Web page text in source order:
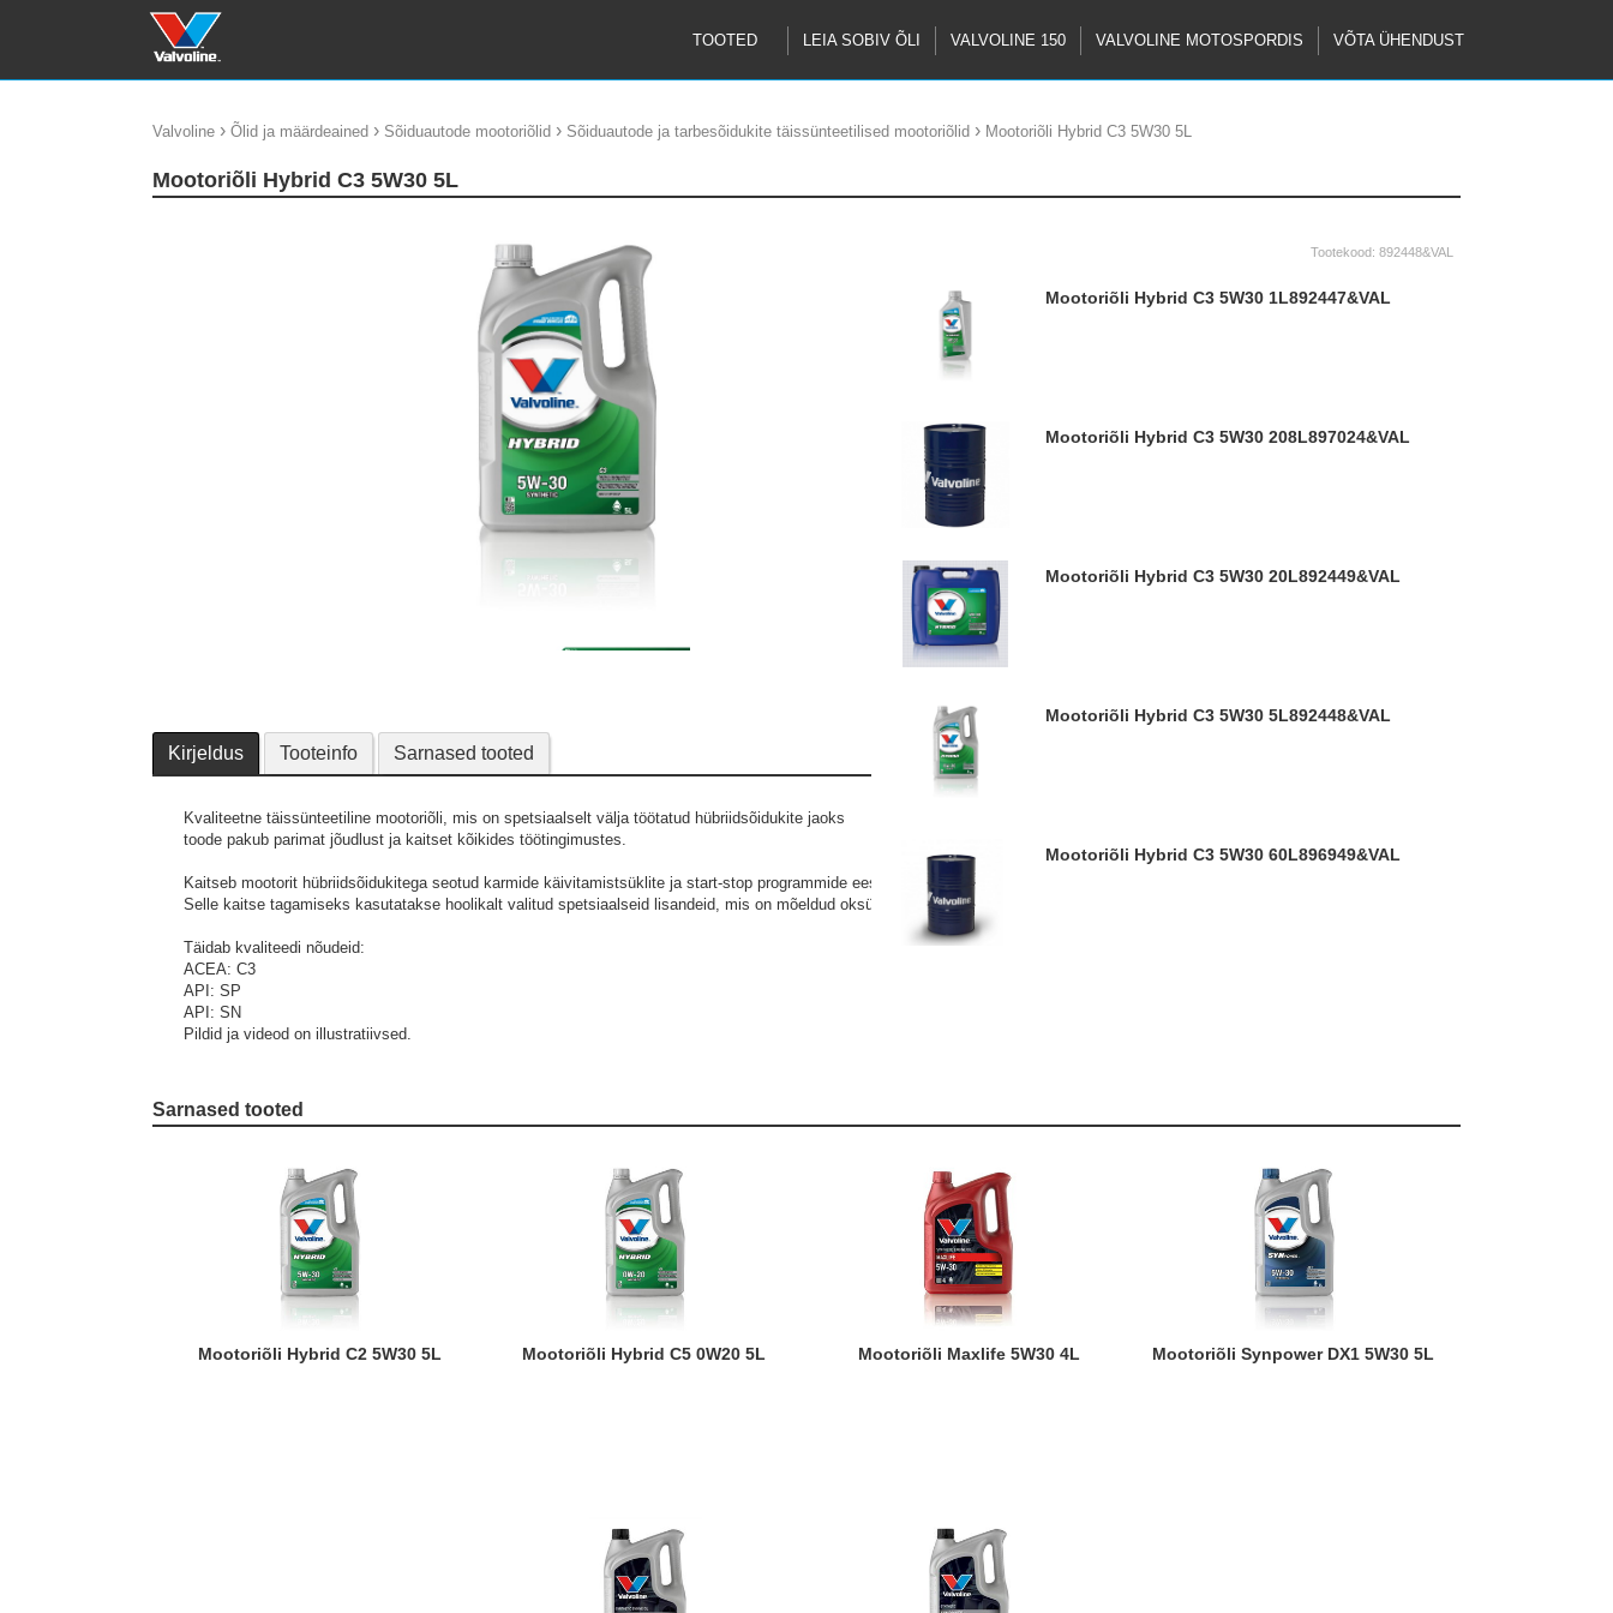
TOOTED LEIA SOBIV ÕLI VALVOLINE 150 VALVOLINE MOTOSPORDIS VÕTA ÜHENDUST
Valvoline › Õlid ja määrdeained › Sõiduautode mootoriõlid › Sõiduautode ja tarbesõidukite täissünteetilised mootoriõlid › Mootoriõli Hybrid C3 5W30 5L
Mootoriõli Hybrid C3 5W30 5L
Tootekood: 892448&VAL
Mootoriõli Hybrid C3 5W30 1L892447&VAL
Mootoriõli Hybrid C3 5W30 208L897024&VAL
Mootoriõli Hybrid C3 5W30 20L892449&VAL
Mootoriõli Hybrid C3 5W30 5L892448&VAL
Mootoriõli Hybrid C3 5W30 60L896949&VAL
Kirjeldus Tooteinfo Sarnased tooted
Kvaliteetne täissünteetiline mootoriõli, mis on spetsiaalselt välja töötatud hübriidsõidukite jaoks
toode pakub parimat jõudlust ja kaitset kõikides töötingimustes.
Kaitseb mootorit hübriidsõidukitega seotud karmide käivitamistsüklite ja start-stop programmide eest.
Selle kaitse tagamiseks kasutatakse hoolikalt valitud spetsiaalseid lisandeid, mis on mõeldud oksüdeerumise, korrosiooni ja kulumiskaitse parandamiseks.
Täidab kvaliteedi nõudeid:
ACEA: C3
API: SP
API: SN
Pildid ja videod on illustratiivsed.
Sarnased tooted
Mootoriõli Hybrid C2 5W30 5L Mootoriõli Hybrid C5 0W20 5L Mootoriõli Maxlife 5W30 4L Mootoriõli Synpower DX1 5W30 5L